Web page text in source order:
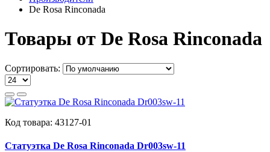
De Rosa Rinconada
Товары от De Rosa Rinconada
Сортировать:
Код товара: 43127-01
Статуэтка De Rosa Rinconada Dr003sw-11